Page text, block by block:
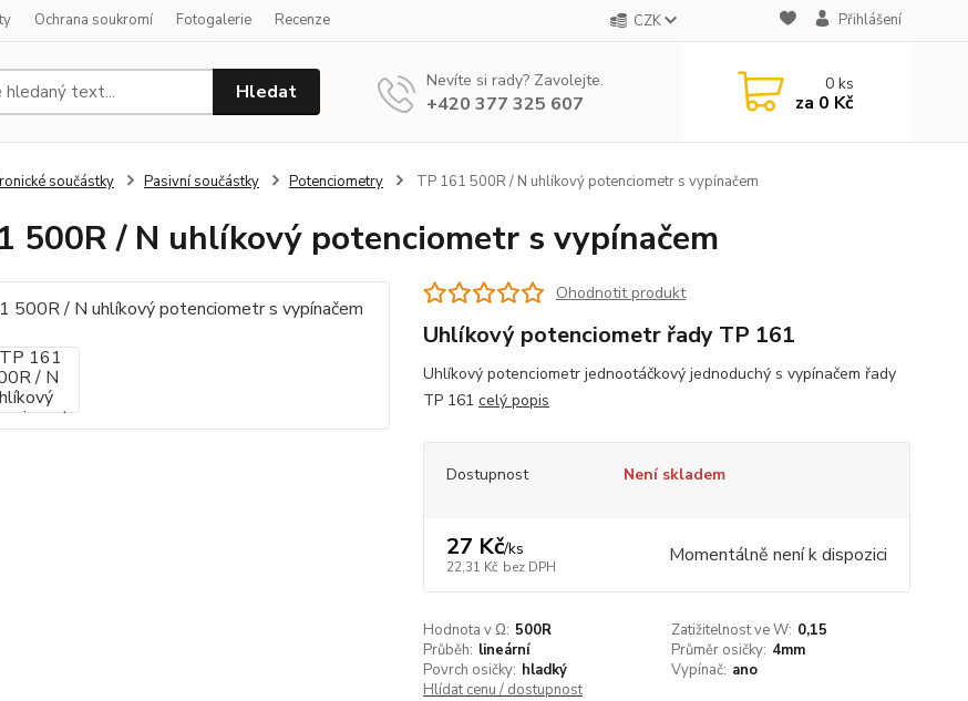
Ochrana soukromí Fotogalerie Recenze CZK Přihlášení
Hledat Nevíte si rady? Zavolejte.
+420 377 325 607
0ks
za 0 Kč
součástky Pasivní součástky Potenciometry TP 161 500R / N uhlíkový potenciometr s vypínačem
500R / N uhlíkový potenciometr s vypínačem
Ohodnotit produkt
Uhlíkový potenciometr řady TP 161
Uhlíkový potenciometr jednootáčkový jednoduchý s vypínačem řady
TP 161 celý popis
Dostupnost Není skladem
27 Kč/ks
22,31 Kč bez DPH Momentálně není k dispozici
Hodnota v Ω: 500R Zatižitelnost ve W: 0,15
Průběh: lineární Průměr osičky: 4mm
Povrch osičky: hladký Vypínač: ano
Hlídat cenu / dostupnost